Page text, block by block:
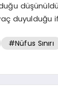
duyulduğu
#Nüfus Sınırı